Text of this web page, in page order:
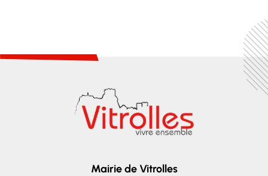
Mairie de Vitrolles